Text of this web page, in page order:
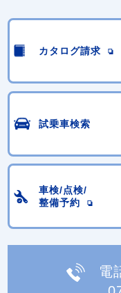
カタログ請求
試乗車検索
車検/点検/
整備予約
電